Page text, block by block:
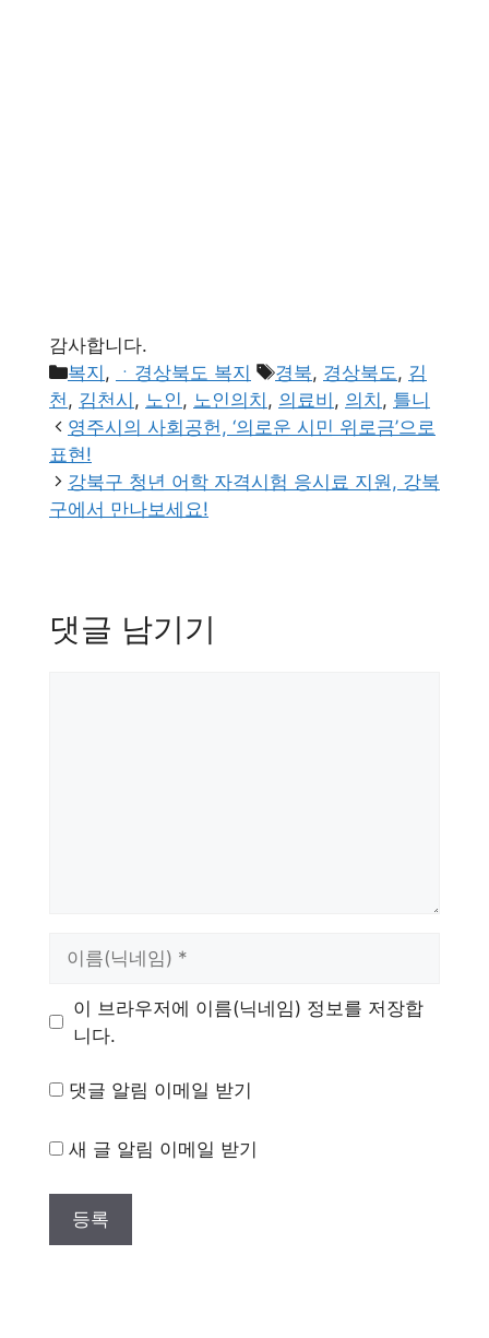
감사합니다.
카
테
고
리
복지, ㆍ경상북도 복지
태
그
경북, 경상북도, 김
천, 김천시, 노인, 노인의치, 의료비, 의치, 틀니
영주시의 사회공헌, ‘의로운 시민 위로금’으로
표현!
강북구 청년 어학 자격시험 응시료 지원, 강북
구에서 만나보세요!
댓글 남기기
이 브라우저에 이름(닉네임) 정보를 저장합
니다.
댓글 알림 이메일 받기
새 글 알림 이메일 받기